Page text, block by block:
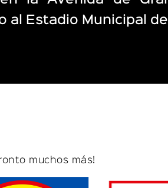
al Estadio Municipal
muchos más!